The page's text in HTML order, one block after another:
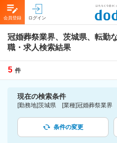
会員登録 ログイン
冠婚葬祭業界、茨城県、転勤
職・求人検索結果
5 件
現在の検索条件
条件の変更